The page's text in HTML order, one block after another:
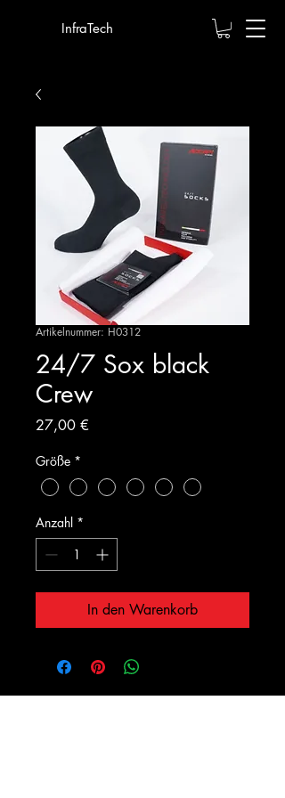
InfraTech
Artikelnummer: H0312
24/7 Sox black
Crew
27,00 €
Größe *
Anzahl *
In den Warenkorb